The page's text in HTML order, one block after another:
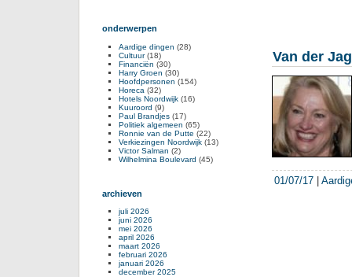
Van der
01/07/17
onderwerpen
Aardige dingen (28)
Cultuur(18)
Financiën (30)
Harry Groen (30)
Hoofdpersonen (154)
Horeca (32)
Hotels Noordwijk (16)
Kuuroord (9)
Paul Brandjes (17)
Politiek algemeen (65)
Ronnie van de Putte (22)
Verkiezingen Noordwijk (13)
Victor Salman (2)
Wilhelmina Boulevard (45)
archieven
juli 2026
juni 2026
mei 2026
april 2026
maart 2026
februari 2026
januari 2026
december 2025